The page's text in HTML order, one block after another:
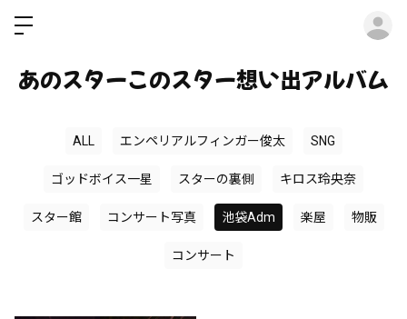
あのスターこのスター想い出アルバム
ALL エンペリアルフィンガー俊太 SNG
ゴッドボイス一星 スターの裏側 キロス玲央奈
スター館 コンサート写真 池袋Adm 楽屋 物販
コンサート